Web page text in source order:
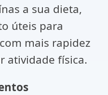
a sua dieta,
úteis para
mais rapidez
atividade física.